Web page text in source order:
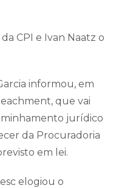
CPI e Ivan Naatz o
informou, em
que vai
jurídico
da Procuradoria
em lei.
elogiou o